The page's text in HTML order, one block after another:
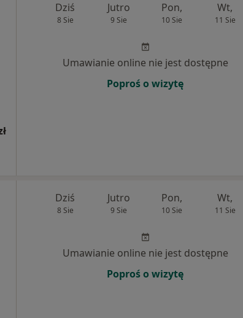
Dziś
8 Sie
Jutro
9 Sie
Pon,
10 Sie
Wt,
11 Sie
Umawianie online nie jest dostępne
Poproś o wizytę
Dziś
8 Sie
Jutro
9 Sie
Pon,
10 Sie
Wt,
11 Sie
Umawianie online nie jest dostępne
Poproś o wizytę